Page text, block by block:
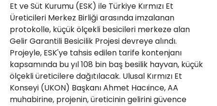
Et ve Süt Kurumu (ESK) ile Türkiye Kırmızı Et
Üreticileri Merkez Birliği arasında imzalanan
protokolle, küçük ölçekli besicileri merkeze alan
Gelir Garantili Besicilik Projesi devreye alındı.
Projeyle, ESK'ye tahsis edilen tarife kontenjanı
kapsamında bu yıl 108 bin baş besilik hayvan, küçük
ölçekli üreticilere dağıtılacak. Ulusal Kırmızı Et
Konseyi (UKON) Başkanı Ahmet Hacıince, AA
muhabirine, projenin, üreticinin gelirini güvence